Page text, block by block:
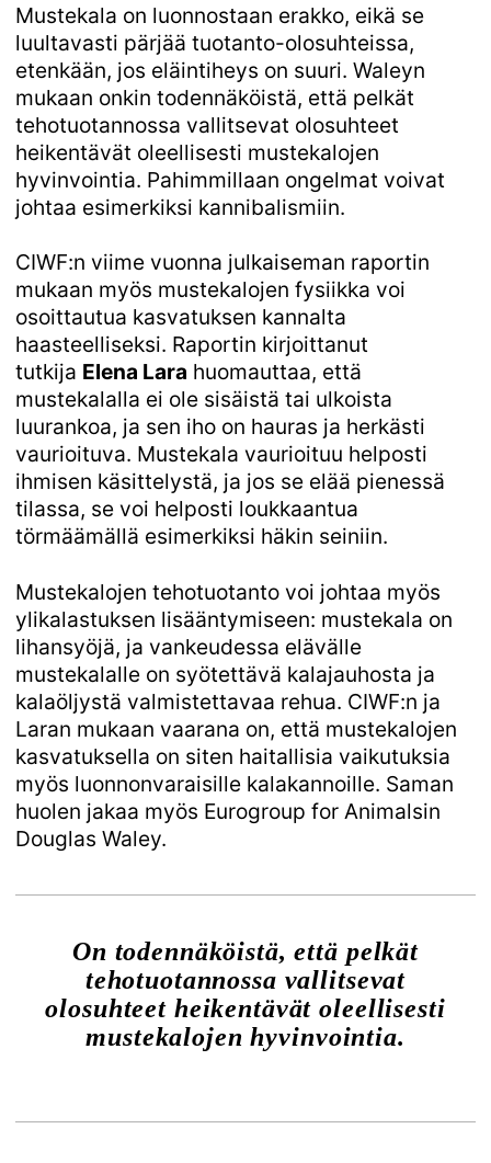
Mustekala on luonnostaan erakko, eikä se
luultavasti pärjää tuotanto-olosuhteissa,
etenkään, jos eläintiheys on suuri. Waleyn
mukaan onkin todennäköistä, että pelkät
tehotuotannossa vallitsevat olosuhteet
heikentävät oleellisesti mustekalojen
hyvinvointia. Pahimmillaan ongelmat voivat
johtaa esimerkiksi kannibalismiin.
CIWF:n viime vuonna julkaiseman raportin
mukaan myös mustekalojen fysiikka voi
osoittautua kasvatuksen kannalta
haasteelliseksi. Raportin kirjoittanut
tutkija Elena Lara huomauttaa, että
mustekalalla ei ole sisäistä tai ulkoista
luurankoa, ja sen iho on hauras ja herkästi
vaurioituva. Mustekala vaurioituu helposti
ihmisen käsittelystä, ja jos se elää pienessä
tilassa, se voi helposti loukkaantua
törmäämällä esimerkiksi häkin seiniin.
Mustekalojen tehotuotanto voi johtaa myös
ylikalastuksen lisääntymiseen: mustekala on
lihansyöjä, ja vankeudessa elävälle
mustekalalle on syötettävä kalajauhosta ja
kalaöljystä valmistettavaa rehua. CIWF:n ja
Laran mukaan vaarana on, että mustekalojen
kasvatuksella on siten haitallisia vaikutuksia
myös luonnonvaraisille kalakannoille. Saman
huolen jakaa myös Eurogroup for Animalsin
Douglas Waley.
On todennäköistä, että pelkät
tehotuotannossa vallitsevat
olosuhteet heikentävät oleellisesti
mustekalojen hyvinvointia.